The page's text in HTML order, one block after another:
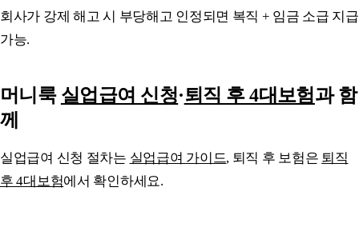
회사가 강제 해고 시 부당해고 인정되면 복직 + 임금 소급 지급
가능.
머니룩 실업급여 신청·퇴직 후 4대보험과 함
께
실업급여 신청 절차는 실업급여 가이드, 퇴직 후 보험은 퇴직
후 4대보험에서 확인하세요.